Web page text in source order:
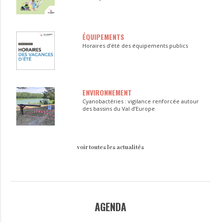
ÉQUIPEMENTS
Horaires d’été des équipements publics
ENVIRONNEMENT
Cyanobactéries : vigilance renforcée autour
des bassins du Val d’Europe
voir toutes les actualités
AGENDA